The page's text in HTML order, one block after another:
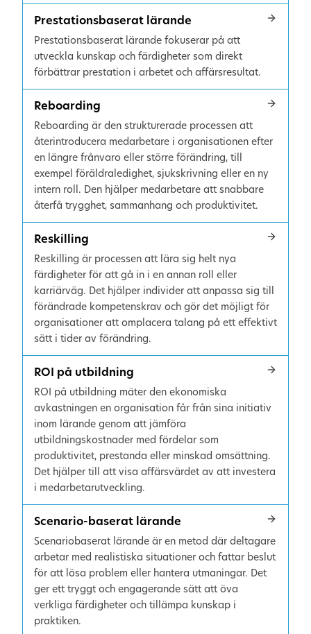
Prestationsbaserat lärande
Prestationsbaserat lärande fokuserar på att
utveckla kunskap och färdigheter som direkt
förbättrar prestation i arbetet och affärsresultat.
Reboarding
Reboarding är den strukturerade processen att
återintroducera medarbetare i organisationen efter
en längre frånvaro eller större förändring, till
exempel föräldraledighet, sjukskrivning eller en ny
intern roll. Den hjälper medarbetare att snabbare
återfå trygghet, sammanhang och produktivitet.
Reskilling
Reskilling är processen att lära sig helt nya
färdigheter för att gå in i en annan roll eller
karriärväg. Det hjälper individer att anpassa sig till
förändrade kompetenskrav och gör det möjligt för
organisationer att omplacera talang på ett effektivt
sätt i tider av förändring.
ROI på utbildning
ROI på utbildning mäter den ekonomiska
avkastningen en organisation får från sina initiativ
inom lärande genom att jämföra
utbildningskostnader med fördelar som
produktivitet, prestanda eller minskad omsättning.
Det hjälper till att visa affärsvärdet av att investera
i medarbetarutveckling.
Scenario-baserat lärande
Scenariobaserat lärande är en metod där deltagare
arbetar med realistiska situationer och fattar beslut
för att lösa problem eller hantera utmaningar. Det
ger ett tryggt och engagerande sätt att öva
verkliga färdigheter och tillämpa kunskap i
praktiken.